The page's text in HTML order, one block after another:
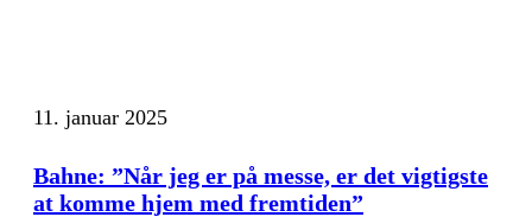
11. januar 2025
Bahne: ”Når jeg er på messe, er det vigtigste
at komme hjem med fremtiden”